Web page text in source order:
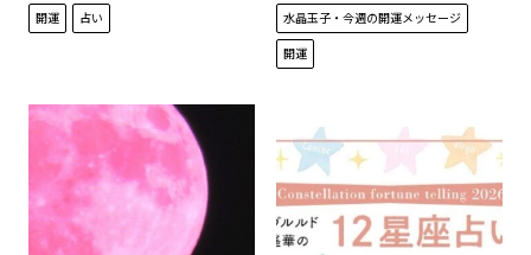
開運 占い
水晶玉子・今週の開運メッセージ
開運